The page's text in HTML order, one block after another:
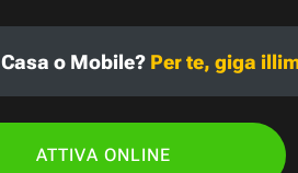
Casa o Mobile? Per te, giga
ATTIVA ONLINE